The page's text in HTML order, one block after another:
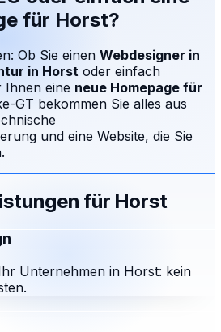
für Horst?
Ob Sie einen Webdesigner in
in Horst oder einfach
Ihnen eine neue Homepage für
GT bekommen Sie alles aus
und eine Website, die Sie
für Horst
Unternehmen in Horst: kein